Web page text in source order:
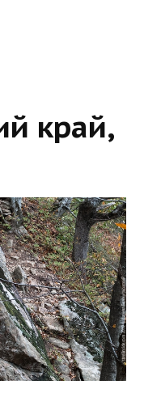
край,